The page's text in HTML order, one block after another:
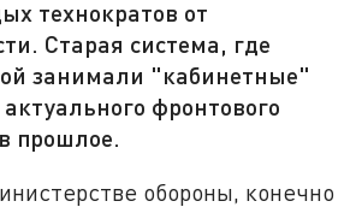
технократов от
Старая система, где
занимали "кабинетные"
фронтового
прошлое.
обороны, конечно